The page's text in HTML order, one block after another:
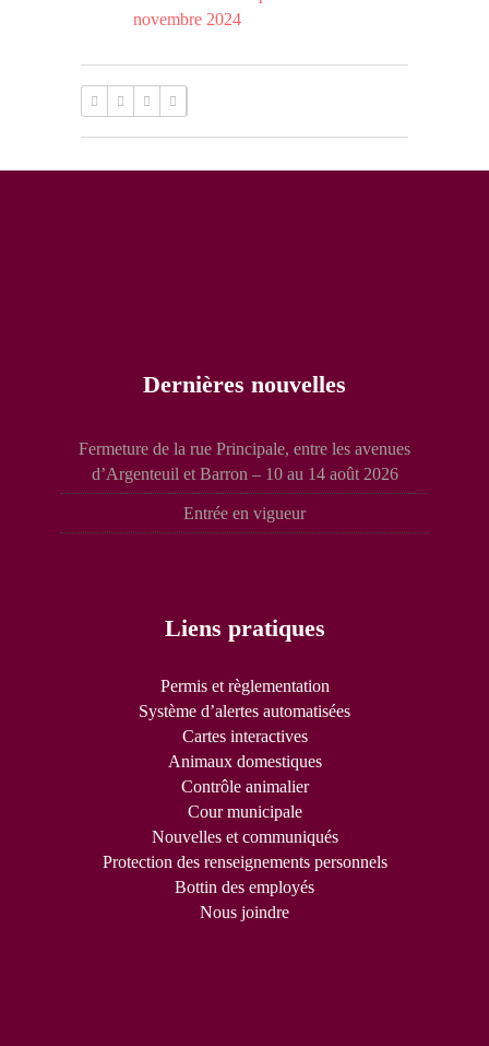
novembre 2024
Dernières nouvelles
Fermeture de la rue Principale, entre les avenues
d’Argenteuil et Barron – 10 au 14 août 2026
Entrée en vigueur
Liens pratiques
Permis et règlementation
Système d’alertes automatisées
Cartes interactives
Animaux domestiques
Contrôle animalier
Cour municipale
Nouvelles et communiqués
Protection des renseignements personnels
Bottin des employés
Nous joindre